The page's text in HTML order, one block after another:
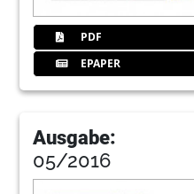
PDF
EPAPER
Ausgabe:
05/2016